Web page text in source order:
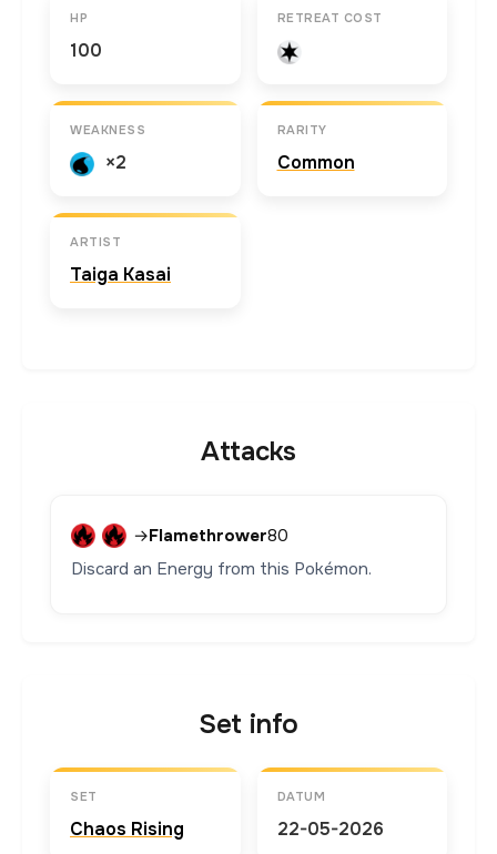
HP
100
RETREAT COST
WEAKNESS
×2
RARITY
Common
ARTIST
Taiga Kasai
Attacks
→Flamethrower80
Discard an Energy from this Pokémon.
Set info
SET
Chaos Rising
DATUM
22-05-2026